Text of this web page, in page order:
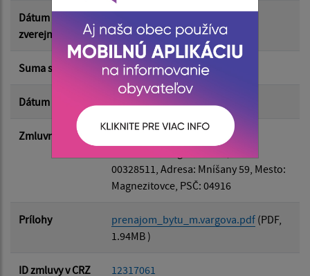
Suma do:
Filtrovať Reset
Dátum
zverejnenia
Suma s DPH* 70.00 €
Dátum uzavretia 30.04.2026
Zmluvná strana
: Bc. Miriam Vargová
00328511, Adresa: Mníšany 59, Mesto:
Magnezitovce, PSČ: 04916
Prílohy prenajom_bytu_m.vargova.pdf (PDF,
1.94MB )
ID zmluvy v CRZ 12317061